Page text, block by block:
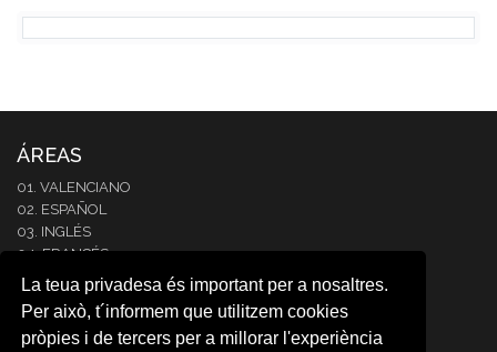
La teua privadesa és important per a nosaltres.
Per això, t´informem que utilitzem cookies
pròpies i de tercers per a millorar l'experiència
ÁREAS
01. VALENCIANO
02. ESPAÑOL
03. INGLÉS
04. FRANCÉS
05. ITALIANO
06. ALEMÁN
07. PORTUGUÉS
08. COREANO